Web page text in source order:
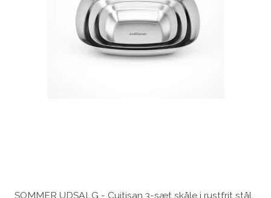
SOMMER UDSALG - Cuitisan 3-sæt skåle i rustfrit stål,